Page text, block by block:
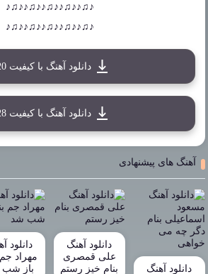
♪♫♪♪♫♪♪♫♪♪♫♪♪♫♪
♪♫♪♪♫♪♪♫♪♪♫♪♪♫♪
دانلود آهنگ با کیفیت 320
دانلود آهنگ با کیفیت 128
آهنگ های پیشنهادی
دانلود آهنگ
دانلود آهنگ
علی قمصری
بنام خیز رستم
دانلود
مهراد جم
باز